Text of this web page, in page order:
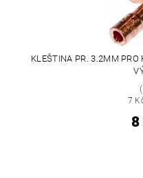
KLEŠTINA PR. 3.2MM PRO
7
8